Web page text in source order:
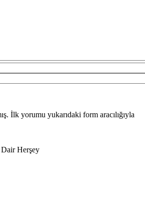
İlk yorumu yukarıdaki form aracılığıyla
Herşey